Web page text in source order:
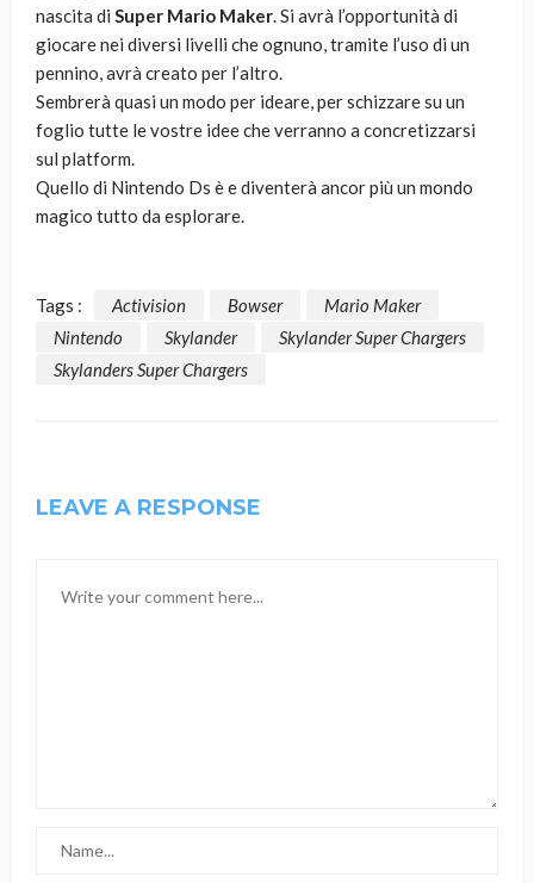
nascita di Super Mario Maker. Si avrà l’opportunità di
giocare nei diversi livelli che ognuno, tramite l’uso di un
pennino, avrà creato per l’altro.
Sembrerà quasi un modo per ideare, per schizzare su un
foglio tutte le vostre idee che verranno a concretizzarsi
sul platform.
Quello di Nintendo Ds è e diventerà ancor più un mondo
magico tutto da esplorare.
Tags : Activision Bowser
Mario Maker
Nintendo
Skylander
Skylander Super Chargers
Skylanders Super Chargers
LEAVE A RESPONSE